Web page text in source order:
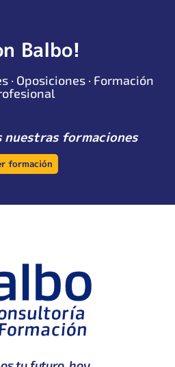
Balbo!
· Oposiciones · Formación
nuestras formaciones
formación